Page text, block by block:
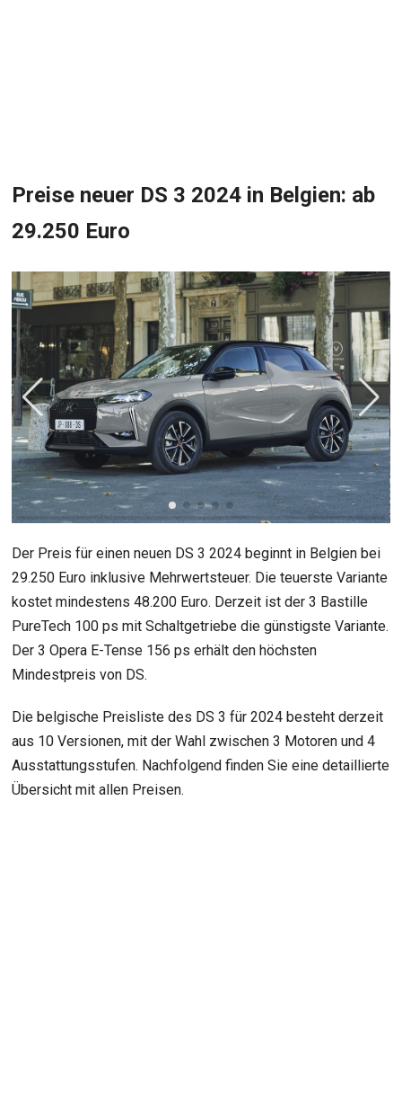
Preise neuer DS 3 2024 in Belgien: ab
29.250 Euro
Der Preis für einen neuen DS 3 2024 beginnt in Belgien bei
29.250 Euro inklusive Mehrwertsteuer. Die teuerste Variante
kostet mindestens 48.200 Euro. Derzeit ist der 3 Bastille
PureTech 100 ps mit Schaltgetriebe die günstigste Variante.
Der 3 Opera E-Tense 156 ps erhält den höchsten
Mindestpreis von DS.
Die belgische Preisliste des DS 3 für 2024 besteht derzeit
aus 10 Versionen, mit der Wahl zwischen 3 Motoren und 4
Ausstattungsstufen. Nachfolgend finden Sie eine detaillierte
Übersicht mit allen Preisen.